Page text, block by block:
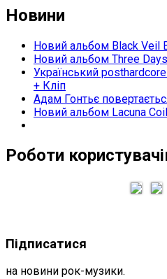
Новини
Новий альбом Black Veil
Новий альбом Three
Український
+ Кліп
Адам Гонтьє
Новий альбом Lacuna
Роботи
Підписатися
на новини рок-музики.